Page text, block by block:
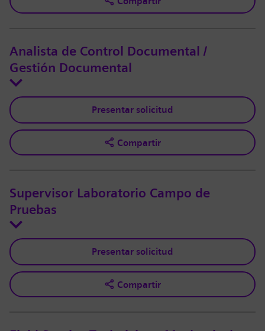
Analista de Control Documental /
Gestión Documental
Presentar solicitud
Compartir
Supervisor Laboratorio Campo de
Pruebas
Presentar solicitud
Compartir